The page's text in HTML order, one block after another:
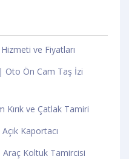
ve Fiyatları
Oto Ön Cam Taş İzi
ve Çatlak Tamiri
Kaportacı
Koltuk Tamircisi